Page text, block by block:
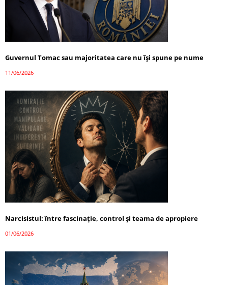
Guvernul Tomac sau majoritatea care nu își spune pe nume
11/06/2026
Narcisistul: între fascinație, control și teama de apropiere
01/06/2026